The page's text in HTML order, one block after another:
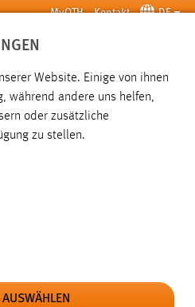
MyOTH Kontakt DE
SUCHE
Website. Einige von ihnen
während andere uns helfen,
oder zusätzliche
zu stellen.